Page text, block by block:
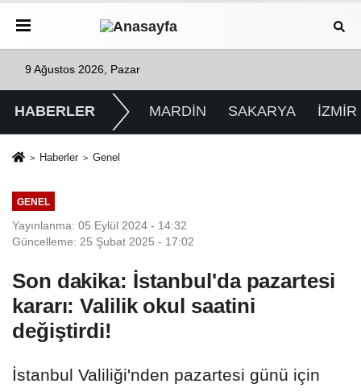
9 Ağustos 2026, Pazar
HABERLER MARDİN SAKARYA İZMİR
Haberler Genel
GENEL
Yayınlanma: 05 Eylül 2024 - 14:32
Güncelleme: 25 Şubat 2025 - 17:02
Son dakika: İstanbul'da pazartesi
kararı: Valilik okul saatini
değiştirdi!
İstanbul Valiliği'nden pazartesi günü için